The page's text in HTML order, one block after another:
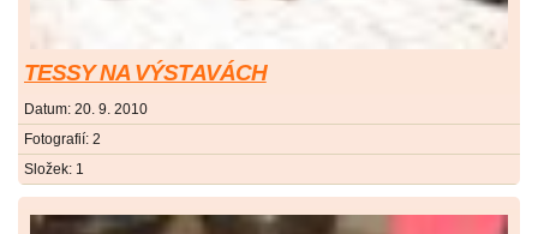
TESSY NA VÝSTAVÁCH
Datum: 20. 9. 2010
Fotografií: 2
Složek: 1